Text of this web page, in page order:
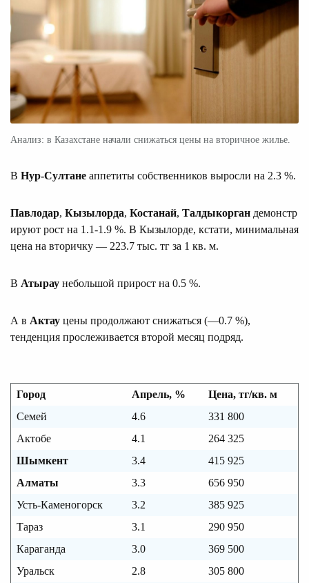
Анализ: в Казахстане начали снижаться цены на вторичное жилье.
В Нур-Султане аппетиты собственников выросли на 2.3 %.
Павлодар, Кызылорда, Костанай, Талдыкорган демонстр
ируют рост на 1.1-1.9 %. В Кызылорде, кстати, минимальная
цена на вторичку — 223.7 тыс. тг за 1 кв. м.
В Атырау небольшой прирост на 0.5 %.
А в Актау цены продолжают снижаться (—0.7 %),
тенденция прослеживается второй месяц подряд.
Город Апрель, %
Цена, тг/кв. м
Семей
4.6
331 800
Актобе
4.1
264 325
Шымкент
3.4
415 925
Алматы
3.3
656 950
Усть-Каменогорск
3.2
385 925
Тараз
3.1
290 950
Караганда
3.0
369 500
Уральск
2.8
305 800